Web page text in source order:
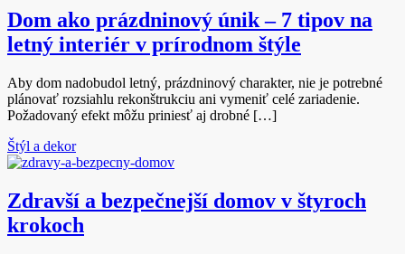
Dom ako prázdninový únik – 7 tipov na
letný interiér v prírodnom štýle
Aby dom nadobudol letný, prázdninový charakter, nie je potrebné
plánovať rozsiahlu rekonštrukciu ani vymeniť celé zariadenie.
Požadovaný efekt môžu priniesť aj drobné […]
Štýl a dekor
Zdravší a bezpečnejší domov v štyroch
krokoch